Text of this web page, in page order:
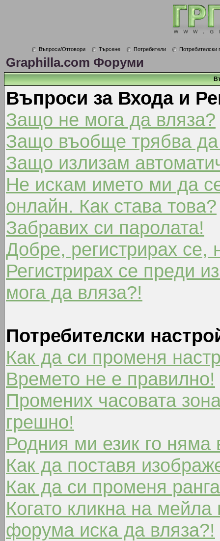
Въпроси/Отговори Търсене Потребители Потребителски
Graphilla.com Форуми
Въпроси за Входа и
Защо не мога да вляза?
Защо въобще трябва да
Защо излизам
Не искам името ми да
онлайн. Как става това?
Забравих си паролата!
Добре, регистрирах се,
Регистрирах се преди
мога да вляза?!
Потребителски
Как да си променя
Времето не е правилно!
Промених часовата
грешно!
Родния ми език го няма
Как да поставя
Как да си променя
Когато кликна на
форума иска да вляза?!